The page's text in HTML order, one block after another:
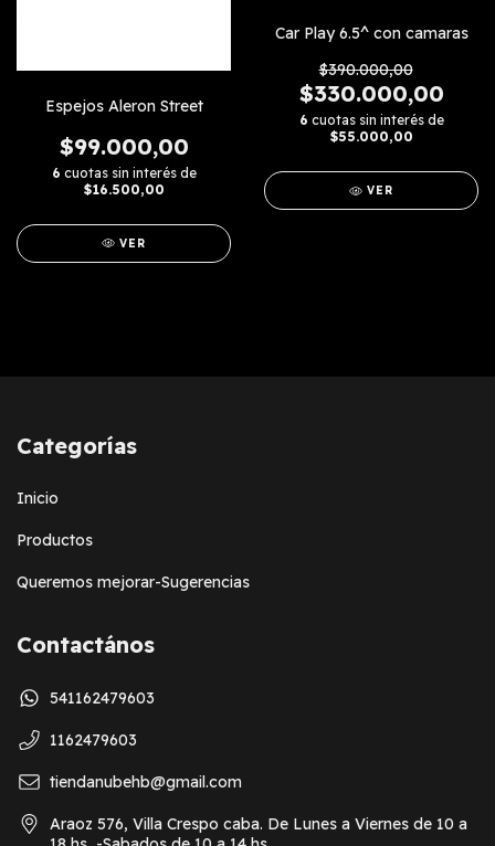
Espejos Aleron Street
$99.000,00
6 cuotas sin interés de
$16.500,00
VER
Car Play 6.5^ con camaras
$390.000,00
$330.000,00
6 cuotas sin interés de
$55.000,00
VER
Categorías
Inicio
Productos
Queremos mejorar-Sugerencias
Contactános
541162479603
1162479603
tiendanubehb@gmail.com
Araoz 576, Villa Crespo caba. De Lunes a Viernes de 10 a